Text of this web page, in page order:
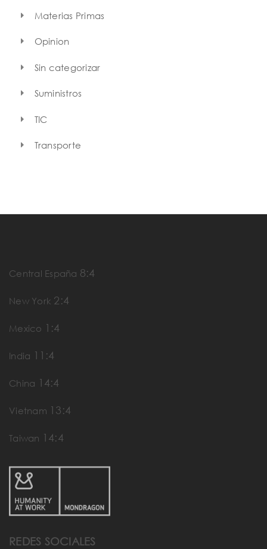
Materias Primas
Opinion
Sin categorizar
Suministros
TIC
Transporte
Central España 8:4
New York 2:4
Mexico 1:4
India 11:4
China 14:4
Vietnam 13:4
Taiwan 14:4
REDES SOCIALES